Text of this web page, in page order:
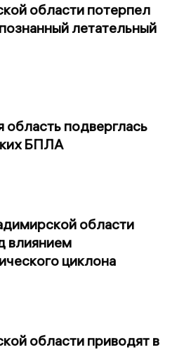
области потерпел
летательный
область подверглась
БПЛА
области
влиянием
циклона
области приводят в